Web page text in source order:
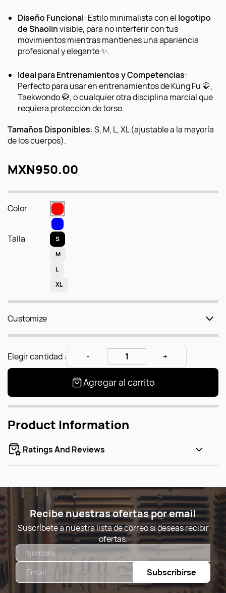
Diseño Funcional: Estilo minimalista con el logotipo
de Shaolinvisible, para no interferir con tus
movimientos mientras mantienes una apariencia
profesional y elegante ✨.
Ideal para Entrenamientos y Competencias:
Perfecto para usar en entrenamientos de Kung Fu 🥋,
Taekwondo 🥋, o cualquier otra disciplina marcial que
requiera protección de torso.
Tamaños Disponibles: S, M, L, XL (ajustable a la mayoría
de los cuerpos).
MXN950.00
Color
Talla
S
M
L
XL
Customize
Elegir cantidad :
Agregar al carrito
Product Information
Ratings And Reviews
Recibe nuestras ofertas por email
Suscríbete a nuestra lista de correo si deseas recibir
ofertas.
Nombre
Email
Subscribirse